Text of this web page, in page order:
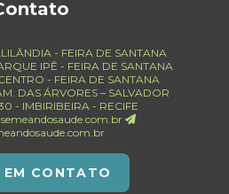
- FEIRA DE SANTANA
IPÊ - FEIRA DE SANTANA
- FEIRA DE SANTANA
DAS ÁRVORES – SALVADOR
- IMBIRIBEIRA - RECIFE
EM CONTATO